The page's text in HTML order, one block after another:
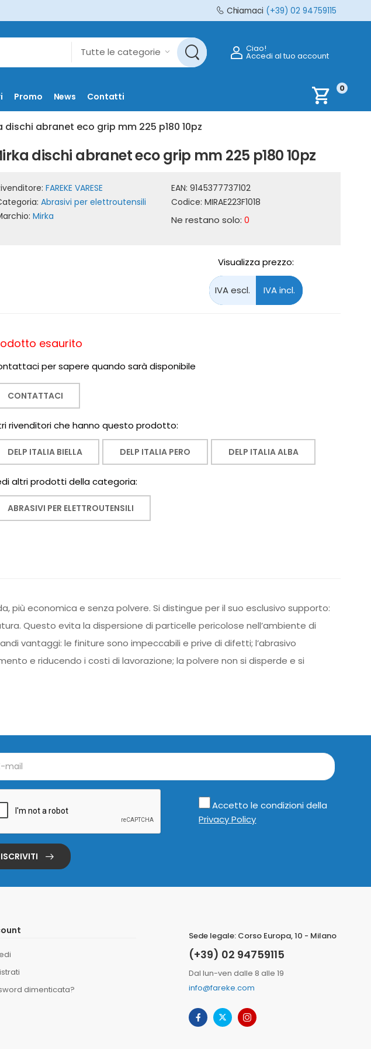
Chiamaci (+39) 02 94759115
Ciao!
Accedi al tuo account
Promo News Contatti shopping_cart 0
dischi abranet eco grip mm 225 p180 10pz
dischi abranet eco grip mm 225 p180 10pz
FAREKE VARESE
Abrasivi per elettroutensili
Mirka
EAN: 9145377737102
Codice: MIRAE223F1018
Ne restano solo: 0
Visualizza prezzo:
esaurito
per sapere quando sarà disponibile
CONTATTACI
rivenditori che hanno questo prodotto:
DELP ITALIA BIELLA DELP ITALIA PERO DELP ITALIA ALBA
altri prodotti della categoria:
ABRASIVI PER ELETTROUTENSILI
più economica e senza polvere. Si distingue per il suo esclusivo supporto:
Questo evita la dispersione di particelle pericolose nell’ambiente di
vantaggi: le finiture sono impeccabili e prive di difetti; l’abrasivo
e riducendo i costi di lavorazione; la polvere non si disperde e si
Accetto le condizioni della
Privacy Policy
ISCRIVITI
dimenticata?
Sede legale: Corso Europa, 10 - Milano
(+39) 02 94759115
Dal lun-ven dalle 8 alle 19
info@fareke.com